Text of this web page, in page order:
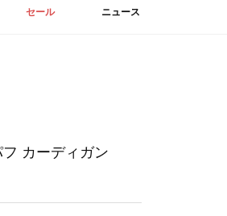
セール ニュース
カーディガン